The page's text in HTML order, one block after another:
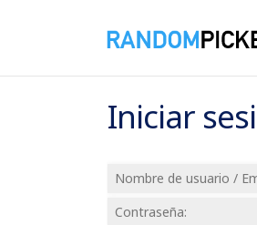
Iniciar